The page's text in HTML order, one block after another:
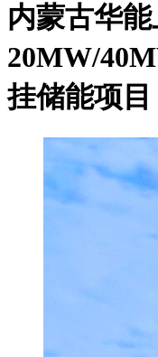
内蒙古华
20MW/
挂储能项目